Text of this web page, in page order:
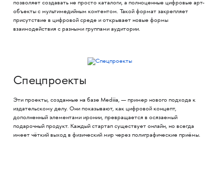
позволяет создавать не просто каталоги, а полноценные цифровые арт-
объекты с мультимедийным контентом. Такой формат закрепляет
присутствие в цифровой среде и открывает новые формы
взаимодействия с разными группами аудитории.
Спецпроекты
Эти проекты, созданные на базе Mediiia, — пример нового подхода к
издательскому делу. Они показывают, как цифровой концепт,
дополненный элементами иронии, превращается в осязаемый
подарочный продукт. Каждый стартап существует онлайн, но всегда
имеет чёткий выход в физический мир через полиграфические приёмы.